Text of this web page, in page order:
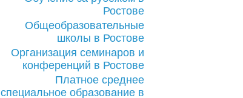
Ростове
Общеобразовательные
школы в Ростове
Организация семинаров и
конференций в Ростове
Платное среднее
специальное образование в